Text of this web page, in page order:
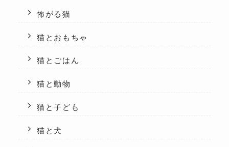
怖がる猫
猫とおもちゃ
猫とごはん
猫と動物
猫と子ども
猫と犬